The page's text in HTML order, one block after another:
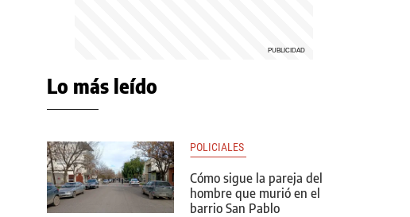
Lo más leído
POLICIALES
Cómo sigue la pareja del
hombre que murió en el
barrio San Pablo